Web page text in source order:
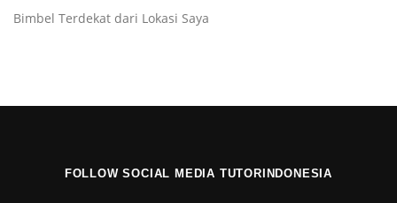
Bimbel Terdekat dari Lokasi Saya
FOLLOW SOCIAL MEDIA TUTORINDONESIA